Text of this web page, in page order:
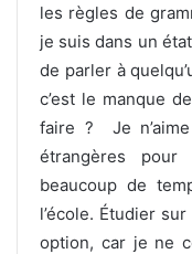
les règles de
je suis dans un
de parler à
c’est le manque
faire ? Je
étrangères pour
beaucoup de
l’école. Étudier
option, car je ne